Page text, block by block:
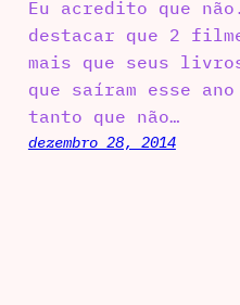
Eu acredito que
destacar que 2
mais que seus
que saíram esse ano
tanto que não…
dezembro 28, 2014